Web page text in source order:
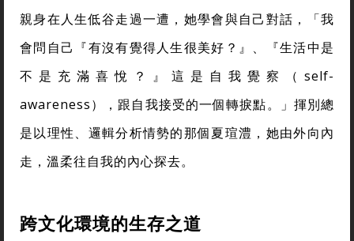
親身在人生低谷走過一遭，她學會與自己對話，「我
會問自己『有沒有覺得人生很美好？』、『生活中是
不是充滿喜悅？』這是自我覺察（self-
awareness），跟自我接受的一個轉捩點。」揮別總
是以理性、邏輯分析情勢的那個夏瑄澧，她由外向內
走，溫柔往自我的內心探去。
跨文化環境的生存之道